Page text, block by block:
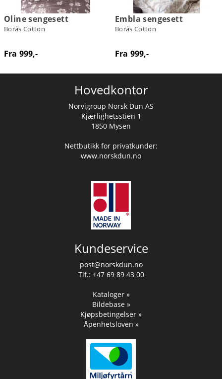
Oline sengesett
Borås Cotton
Fra 999,-
Embla sengesett
Borås Cotton
Fra 999,-
Hovedkontor
Norvigroup Norsk Dun AS
Kjærlighetsstien 1
1850 Mysen
Nettbutikk for privatkunder:
www.norskdun.no
Kundeservice
post@norskdun.no
Tlf.: +47 69 89 43 00
Kataloger »
Bildebase »
Kjøpsbetingelser »
Åpenhetsloven »